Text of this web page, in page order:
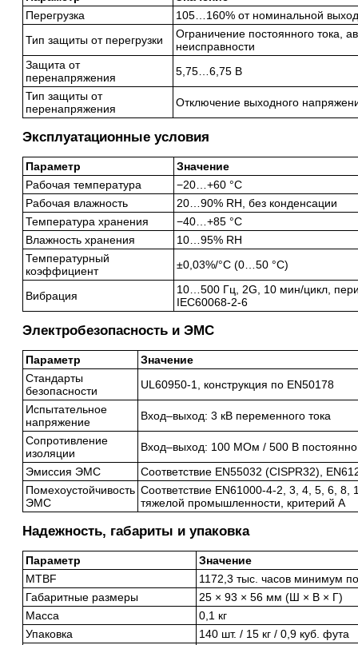
Перегрузка
105…160% от номинальной
Тип защиты от перегрузки
Ограничение постоянного тока,
неисправности
Защита от
перенапряжения
5,75…6,75 В
Тип защиты от
перенапряжения
Отключение выходного
Эксплуатационные условия
Параметр
Значение
Рабочая температура
−20…+60 °C
Рабочая влажность
20…90% RH, без конденсации
Температура хранения
−40…+85 °C
Влажность хранения
10…95% RH
Температурный
коэффициент
±0,03%/°C (0…50 °C)
Вибрация
10…500 Гц, 2G, 10 мин/цикл,
IEC60068-2-6
Электробезопасность и ЭМС
Параметр
Значение
Стандарты
безопасности
UL60950-1, конструкция по EN50178
Испытательное
напряжение
Вход–выход: 3 кВ переменного тока
Сопротивление
изоляции
Вход–выход: 100 МОм / 500 В
Эмиссия ЭМС
Соответствие EN55032 (CISPR32),
Помехоустойчивость
ЭМС
Соответствие EN61000-4-2, 3, 4, 5, 6,
тяжелой промышленности, критерий A
Надежность, габариты и упаковка
Параметр
Значение
MTBF
1172,3 тыс. часов минимум
Габаритные размеры
25 × 93 × 56 мм (Ш × В × Г)
Масса
0,1 кг
Упаковка
140 шт. / 15 кг / 0,9 куб. фута